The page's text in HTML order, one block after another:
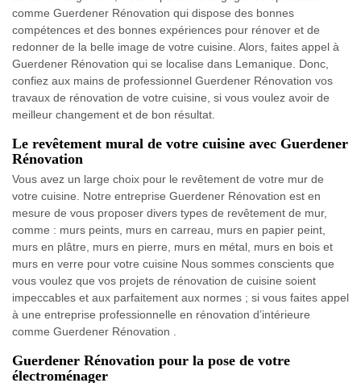
comme Guerdener Rénovation qui dispose des bonnes
compétences et des bonnes expériences pour rénover et de
redonner de la belle image de votre cuisine. Alors, faites appel à
Guerdener Rénovation qui se localise dans Lemanique. Donc,
confiez aux mains de professionnel Guerdener Rénovation vos
travaux de rénovation de votre cuisine, si vous voulez avoir de
meilleur changement et de bon résultat.
Le revêtement mural de votre cuisine avec Guerdener
Rénovation
Vous avez un large choix pour le revêtement de votre mur de
votre cuisine. Notre entreprise Guerdener Rénovation est en
mesure de vous proposer divers types de revêtement de mur,
comme : murs peints, murs en carreau, murs en papier peint,
murs en plâtre, murs en pierre, murs en métal, murs en bois et
murs en verre pour votre cuisine Nous sommes conscients que
vous voulez que vos projets de rénovation de cuisine soient
impeccables et aux parfaitement aux normes ; si vous faites appel
à une entreprise professionnelle en rénovation d’intérieure
comme Guerdener Rénovation .
Guerdener Rénovation pour la pose de votre
électroménager